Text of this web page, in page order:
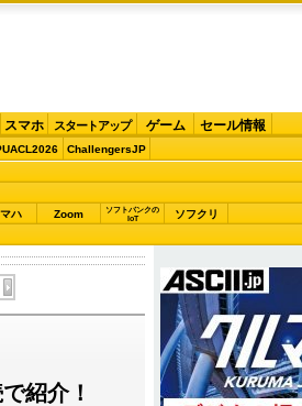
スマホ スタートアップ ゲーム セール情報
ChallengersJP
ハ Zoom
ソフトバンクの
IoT
ソフクリ
紹介！